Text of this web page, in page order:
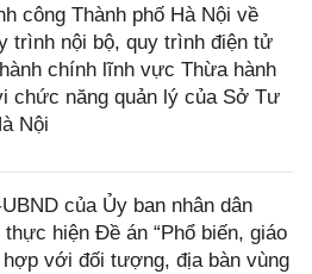
công Thành phố Hà Nội về
trình nội bộ, quy trình điện tử
chính lĩnh vực Thừa hành
chức năng quản lý của Sở Tư
Nội
của Ủy ban nhân dân
hiện Đề án “Phổ biến, giáo
với đối tượng, địa bàn vùng